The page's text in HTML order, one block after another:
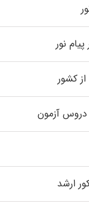
نور
کشور
آزمون
ارشد